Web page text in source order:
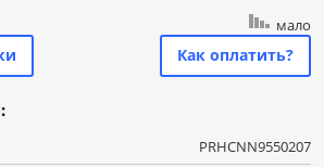
мало
Как оплатить?
PRHCNN9550207